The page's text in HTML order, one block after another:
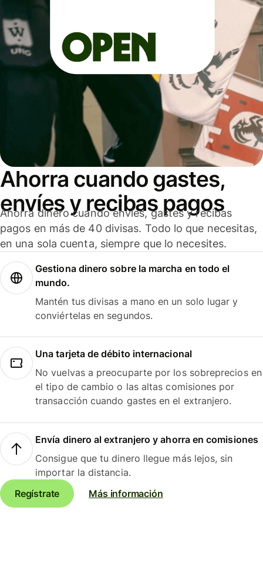
Ahorra cuando gastes,
envíes y recibas pagos
Ahorra dinero cuando envíes, gastes y recibas
pagos en más de 40 divisas. Todo lo que necesitas,
en una sola cuenta, siempre que lo necesites.
Gestiona dinero sobre la marcha en todo el
mundo.
Mantén tus divisas a mano en un solo lugar y
conviértelas en segundos.
Una tarjeta de débito internacional
No vuelvas a preocuparte por los sobreprecios en
el tipo de cambio o las altas comisiones por
transacción cuando gastes en el extranjero.
Envía dinero al extranjero y ahorra en comisiones
Consigue que tu dinero llegue más lejos, sin
importar la distancia.
Regístrate
Más información